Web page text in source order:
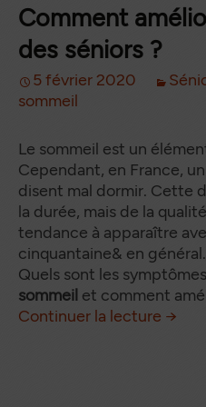
Comment
des séniors ?
5 février 2020
sommeil
Le sommeil est un
Cependant, en France,
disent mal dormir. Cette
la durée, mais de la
tendance à apparaître
cinquantaine& en général.
Quels sont les
sommeil et comment
Continuer la lecture de
→